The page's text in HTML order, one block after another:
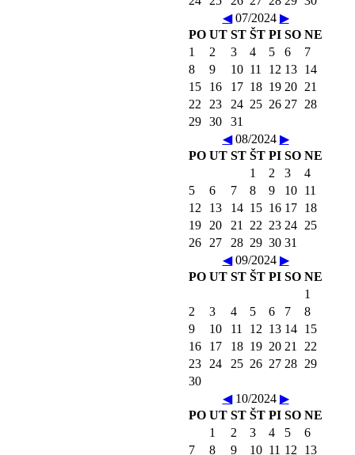
◀07/2024 ▶
PO UT ST ŠT PI SO NE
1
2 3 4 5 6
7
8
9 10 11 12 13 14
15
16 17 18 19 20 21
22
23 24 25 26 27 28
29 30
31
◀08/2024 ▶
PO UT ST ŠT PI SO NE
1
2 3
4
5
6 7 8 9 10 11
12
13 14 15 16 17 18
19
20 21 22 23 24 25
26
27 28 29 30 31
◀09/2024 ▶
PO UT ST ŠT PI SO NE
1
2
3 4 5 6 7
8
9
10 11 12 13 14 15
16
17 18 19 20 21
22
23
24 25 26 27 28 29
30
◀10/2024 ▶
PO UT ST ŠT PI SO NE
1
2 3 4 5
6
7
8 9 10 11 12 13